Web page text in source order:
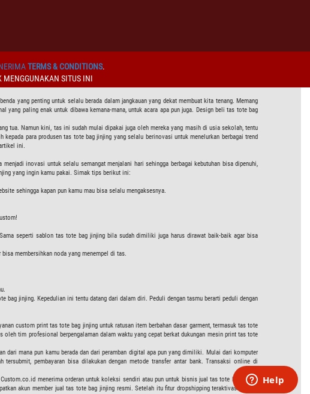
TERMS & CONDITIONS.
MENGGUNAKAN SITUS INI
yang penting untuk selalu berada dalam jangkauan yang dekat membuat kita tenang. Memang
yang paling enak untuk dibawa kemana-mana, untuk acara apa pun juga. Design beli tas tote bag
tua. Namun kini, tas ini sudah mulai dipakai juga oleh mereka yang masih di usia sekolah, tentu
para produsen tas tote bag jinjing yang selalu berinovasi untuk menelurkan berbagai trend
ini.
inovasi untuk selalu semangat menjalani hari sehingga berbagai kebutuhan bisa dipenuhi,
yang ingin kamu pakai. Simak tips berikut ini:
sehingga kapan pun kamu mau bisa selalu mengaksesnya.
seperti sablon tas tote bag jinjing bila sudah dimiliki juga harus dirawat baik-baik agar bisa
membersihkan noda yang menempel di tas.
jinjing. Kepedulian ini tentu datang dari dalam diri. Peduli dengan tasmu berarti peduli dengan
custom print tas tote bag jinjing untuk ratusan item berbahan dasar garment, termasuk tas tote
tim profesional berpengalaman dalam waktu yang cepat berkat dukungan mesin print tas tote
dari mana pun kamu berada dan dari peramban digital apa pun yang dimiliki. Mulai dari komputer
pembayaran bisa dilakukan dengan metode transfer antar bank. Transaksi online di
menerima orderan untuk koleksi sendiri atau pun untuk bisnis jual tas tote bag jinjing
akun member jual tas tote bag jinjing resmi. Setelah itu fitur dropshipping teraktivasi secara